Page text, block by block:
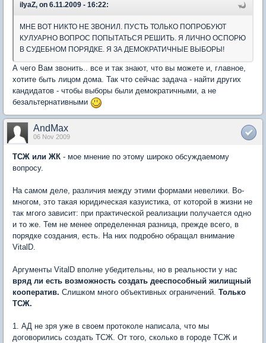
ilyaZ, on 6.11.2009 - 16:22:
МНЕ ВОТ НИКТО НЕ ЗВОНИЛ. ПУСТЬ ТОЛЬКО ПОПРОБУЮТ
КУЛУАРНО ВОПРОС ПОПЫТАТЬСЯ РЕШИТЬ. Я ЛИЧНО ОСПОРЮ
В СУДЕБНОМ ПОРЯДКЕ. Я ЗА ДЕМОКРАТИЧНЫЕ ВЫБОРЫ!
А чего Вам звонить.. все и так знают, что вы можете и, главное,
хотите быть лицом дома. Так что сейчас задача - найти других
кандидатов - чтобы выборы были демократичными, а не
безальтернативными
AndMax
06 Nov 2009
ТСЖ или ЖК - мое мнение по этому широко обсуждаемому
вопросу.
На самом деле, различия между этими формами невелики. Во-
многом, это такая юридическая казуистика, от которой в жизни не
так мгого зависит: при практической реализации получается одно
и то же. Тем не менее определенная разница, прежде всего, в
порядке создания, есть. На них подробно обращал внимание
VitalD.
Аргументы VitalD вполне убедительны, но в реальности у нас
вряд ли есть возможность создать дееспособный жилищный
кооператив. Слишком много объективных ограничений. Только
ТСЖ.
1. АД не зря уже в своем протоколе написала, что мы
договорились создать ТСЖ. От того, сколько в городе ТСЖ и